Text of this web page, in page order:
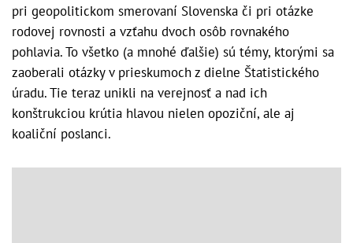
pri geopolitickom smerovaní Slovenska či pri otázke
rodovej rovnosti a vzťahu dvoch osôb rovnakého
pohlavia. To všetko (a mnohé ďalšie) sú témy, ktorými sa
zaoberali otázky v prieskumoch z dielne Štatistického
úradu. Tie teraz unikli na verejnosť a nad ich
konštrukciou krútia hlavou nielen opoziční, ale aj
koaliční poslanci.